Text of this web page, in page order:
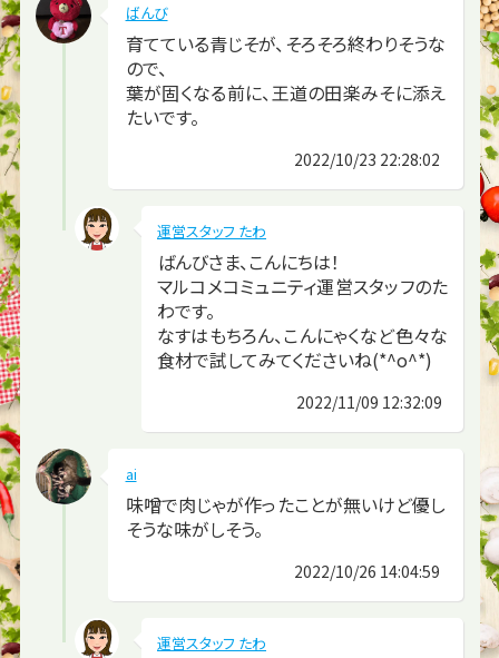
ばんび
育てている青じそが、そろそろ終わりそうな
ので、
葉が固くなる前に、王道の田楽みそに添え
たいです。
2022/10/23 22:28:02
運営スタッフ たわ
ばんびさま、こんにちは！
マルコメコミュニティ運営スタッフのた
わです。
なすはもちろん、こんにゃくなど色々な
食材で試してみてくださいね(*^o^*)
2022/11/09 12:32:09
ai
味噌で肉じゃが作ったことが無いけど優し
そうな味がしそう。
2022/10/26 14:04:59
運営スタッフ たわ